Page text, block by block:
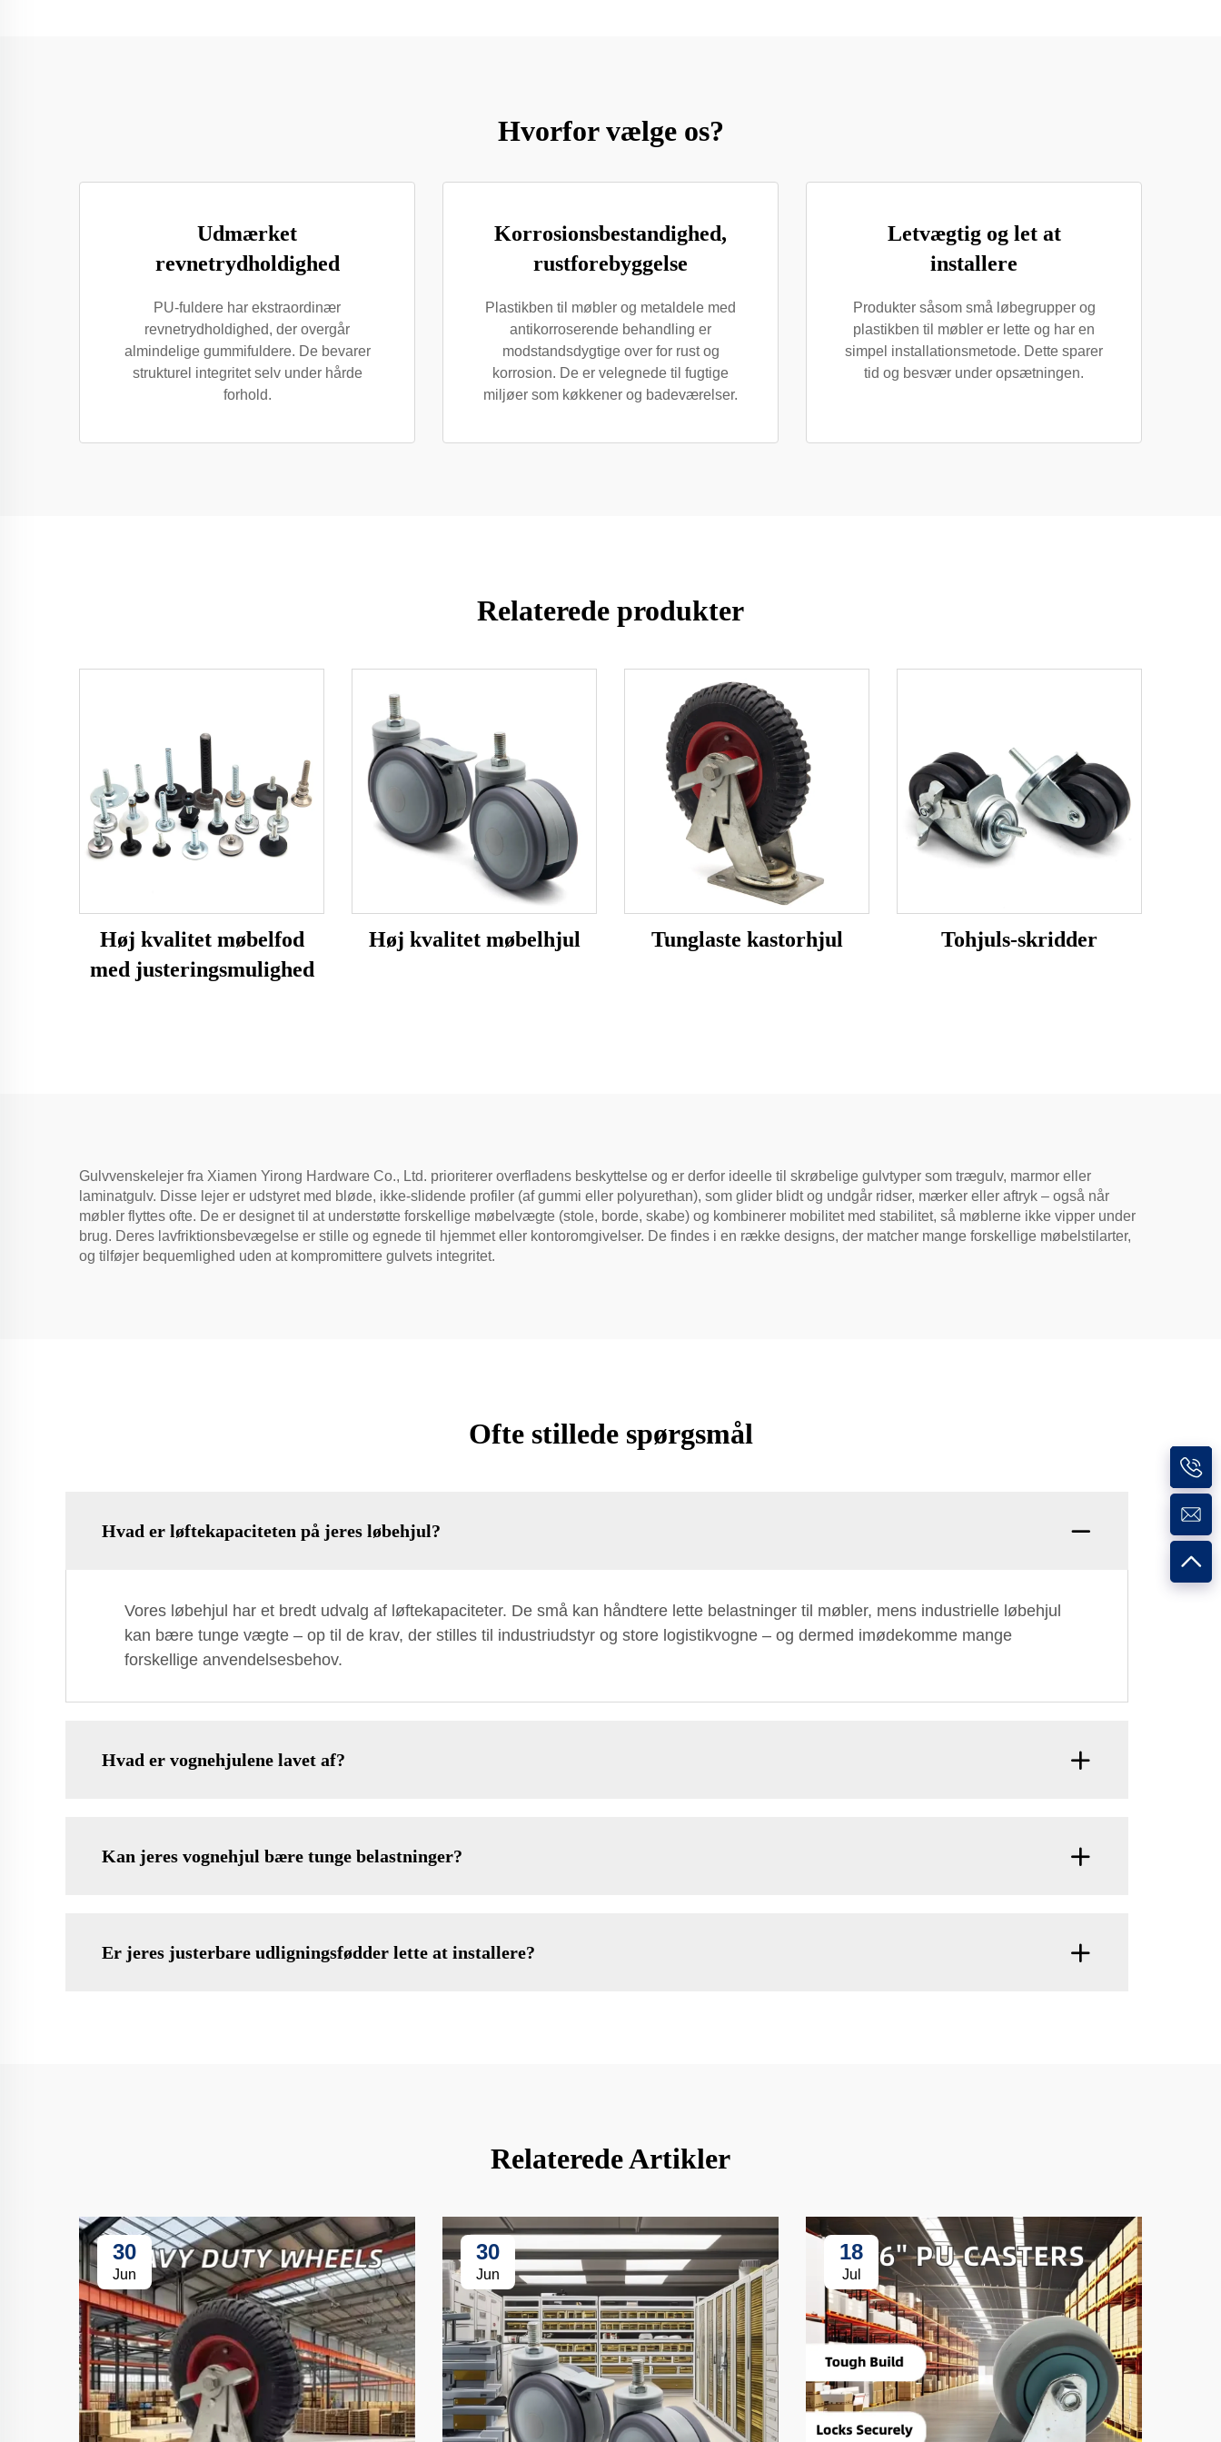
Hvorfor vælge os?
Udmærket
revnetrydholdighed
PU-fuldere har ekstraordinær
revnetrydholdighed, der overgår
almindelige gummifuldere. De bevarer
strukturel integritet selv under hårde
forhold.
Korrosionsbestandighed,
rustforebyggelse
Plastikben til møbler og metaldele med
antikorroserende behandling er
modstandsdygtige over for rust og
korrosion. De er velegnede til fugtige
miljøer som køkkener og badeværelser.
Letvægtig og let at
installere
Produkter såsom små løbegrupper og
plastikben til møbler er lette og har en
simpel installationsmetode. Dette sparer
tid og besvær under opsætningen.
Relaterede produkter
Høj kvalitet møbelfod
med justeringsmulighed
Høj kvalitet møbelhjul Tunglaste kastorhjul Tohjuls-skridder
Gulvvenskelejer fra Xiamen Yirong Hardware Co., Ltd. prioriterer overfladens beskyttelse og er derfor ideelle til skrøbelige gulvtyper som trægulv, marmor eller
laminatgulv. Disse lejer er udstyret med bløde, ikke-slidende profiler (af gummi eller polyurethan), som glider blidt og undgår ridser, mærker eller aftryk – også når
møbler flyttes ofte. De er designet til at understøtte forskellige møbelvægte (stole, borde, skabe) og kombinerer mobilitet med stabilitet, så møblerne ikke vipper under
brug. Deres lavfriktionsbevægelse er stille og egnede til hjemmet eller kontoromgivelser. De findes i en række designs, der matcher mange forskellige møbelstilarter,
og tilføjer bequemlighed uden at kompromittere gulvets integritet.
Ofte stillede spørgsmål
Hvad er løftekapaciteten på jeres løbehjul?
Vores løbehjul har et bredt udvalg af løftekapaciteter. De små kan håndtere lette belastninger til møbler, mens industrielle løbehjul
kan bære tunge vægte – op til de krav, der stilles til industriudstyr og store logistikvogne – og dermed imødekomme mange
forskellige anvendelsesbehov.
Hvad er vognehjulene lavet af?
Kan jeres vognehjul bære tunge belastninger?
Er jeres justerbare udligningsfødder lette at installere?
Relaterede Artikler
30
Jun
30
Jun
18
Jul